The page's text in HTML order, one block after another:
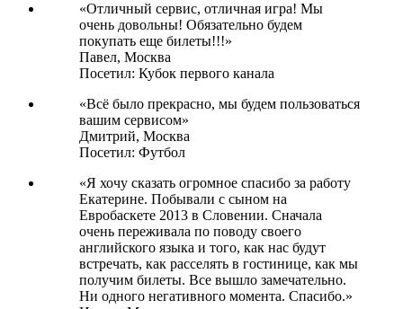
«Отличный сервис, отличная игра! Мы
очень довольны! Обязательно будем
покупать еще билеты!!!»
Павел, Москва
Посетил: Кубок первого канала
«Всё было прекрасно, мы будем пользоваться
вашим сервисом»
Дмитрий, Москва
Посетил: Футбол
«Я хочу сказать огромное спасибо за работу
Екатерине. Побывали с сыном на
Евробаскете 2013 в Словении. Сначала
очень переживала по поводу своего
английского языка и того, как нас будут
встречать, как расселять в гостинице, как мы
получим билеты. Все вышло замечательно.
Ни одного негативного момента. Спасибо.»